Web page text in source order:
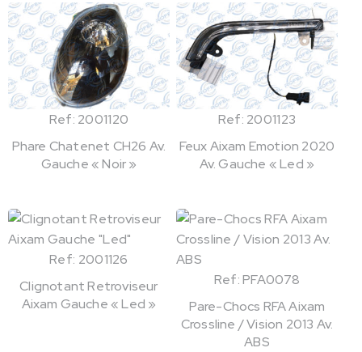
Ref: 2001120
Phare Chatenet CH26 Av.
Gauche « Noir »
Ref: 2001123
Feux Aixam Emotion 2020
Av. Gauche « Led »
Ref: 2001126
Clignotant Retroviseur
Aixam Gauche « Led »
Ref: PFA0078
Pare-Chocs RFA Aixam
Crossline / Vision 2013 Av.
ABS